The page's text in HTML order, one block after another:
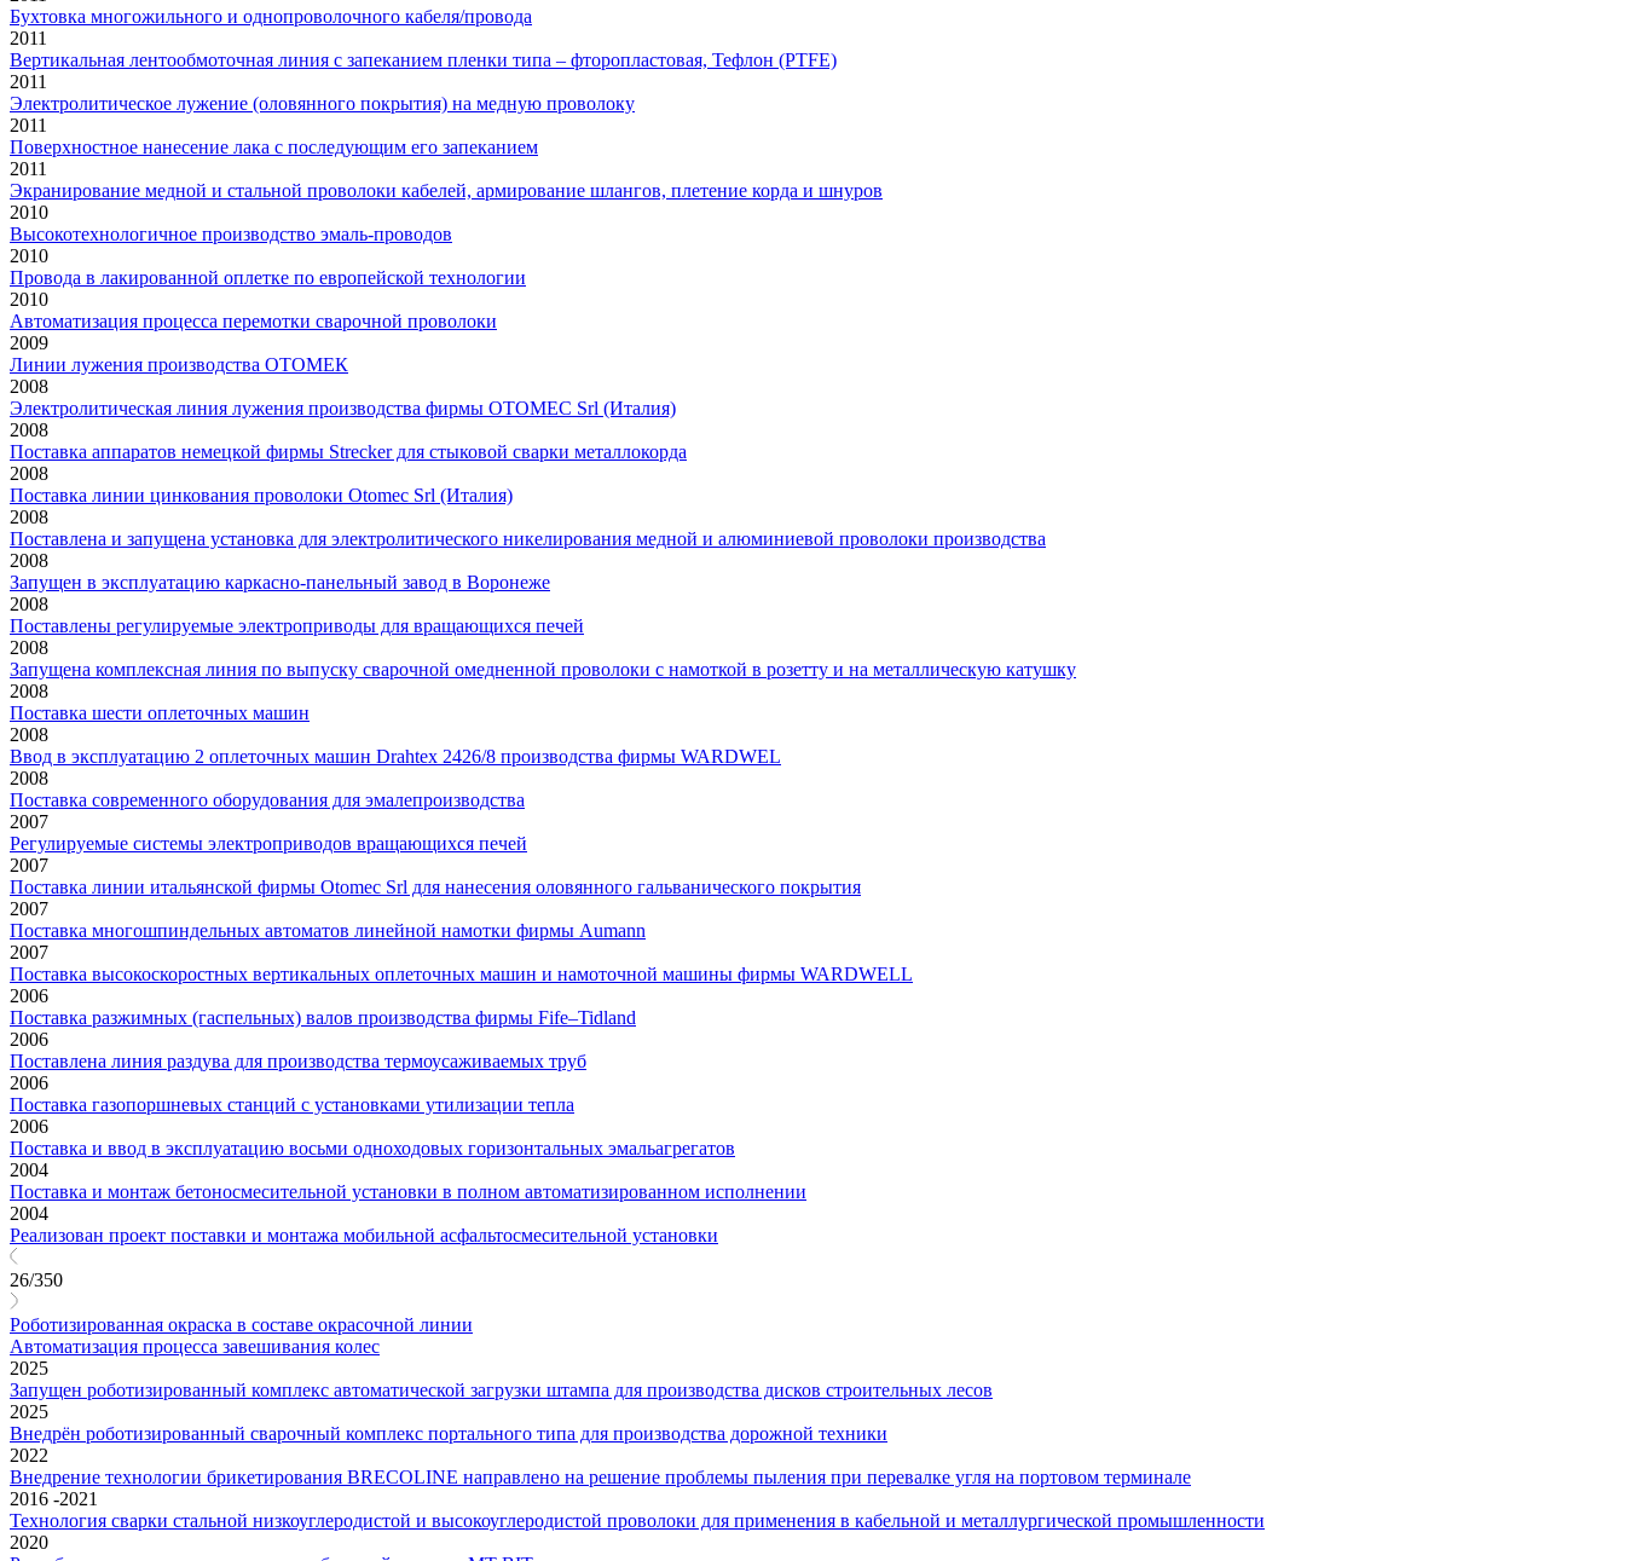
Бухтовка многожильного и однопроволочного кабеля/провода
2011
Вертикальная лентообмоточная линия с запеканием пленки типа – фторопластовая, Тефлон (PTFE)
2011
Электролитическое лужение (оловянного покрытия) на медную проволоку
2011
Поверхностное нанесение лака с последующим его запеканием
2011
Экранирование медной и стальной проволоки кабелей, армирование шлангов, плетение корда и шнуров
2010
Высокотехнологичное производство эмаль-проводов
2010
Провода в лакированной оплетке по европейской технологии
2010
Автоматизация процесса перемотки сварочной проволоки
2009
Линии лужения производства ОТОМЕК
2008
Электролитическая линия лужения производства фирмы OTOMEC Srl (Италия)
2008
Поставка аппаратов немецкой фирмы Strecker для стыковой сварки металлокорда
2008
Поставка линии цинкования проволоки Otomec Srl (Италия)
2008
Поставлена и запущена установка для электролитического никелирования медной и алюминиевой проволоки производства
2008
Запущен в эксплуатацию каркасно-панельный завод в Воронеже
2008
Поставлены регулируемые электроприводы для вращающихся печей
2008
Запущена комплексная линия по выпуску сварочной омедненной проволоки с намоткой в розетту и на металлическую катушку
2008
Поставка шести оплеточных машин
2008
Ввод в эксплуатацию 2 оплеточных машин Drahtex 2426/8 производства фирмы WARDWEL
2008
Поставка современного оборудования для эмалепроизводства
2007
Регулируемые системы электроприводов вращающихся печей
2007
Поставка линии итальянской фирмы Otomec Srl для нанесения оловянного гальванического покрытия
2007
Поставка многошпиндельных автоматов линейной намотки фирмы Aumann
2007
Поставка высокоскоростных вертикальных оплеточных машин и намоточной машины фирмы WARDWELL
2006
Поставка разжимных (гаспельных) валов производства фирмы Fife–Tidland
2006
Поставлена линия раздува для производства термоусаживаемых труб
2006
Поставка газопоршневых станций с установками утилизации тепла
2006
Поставка и ввод в эксплуатацию восьми одноходовых горизонтальных эмальагрегатов
2004
Поставка и монтаж бетоносмесительной установки в полном автоматизированном исполнении
2004
Реализован проект поставки и монтажа мобильной асфальтосмесительной установки
26/350
Роботизированная окраска в составе окрасочной линии
Автоматизация процесса завешивания колес
2025
Запущен роботизированный комплекс автоматической загрузки штампа для производства дисков строительных лесов
2025
Внедрён роботизированный сварочный комплекс портального типа для производства дорожной техники
2022
Внедрение технологии брикетирования BRECOLINE направлено на решение проблемы пыления при перевалке угля на портовом терминале
2016 -2021
Технология сварки стальной низкоуглеродистой и высокоуглеродистой проволоки для применения в кабельной и металлургической промышленности
2020